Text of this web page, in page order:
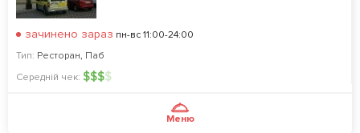
зачинено зараз пн-вс 11:00-24:00
Тип: Ресторан, Паб
Середній чек: $$$$
Меню